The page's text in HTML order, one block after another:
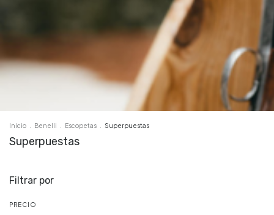
Inicio Benelli Escopetas Superpuestas
Superpuestas
Filtrar por
PRECIO